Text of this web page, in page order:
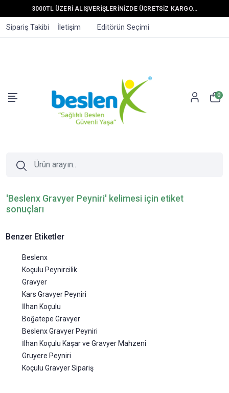
3000TL ÜZERİ ALIŞVERİŞLERİNİZDE ÜCRETSİZ KARGO...
Sipariş Takibi İletişim Editörün Seçimi
0
'Beslenx Gravyer Peyniri' kelimesi için etiket
sonuçları
Benzer Etiketler
Beslenx
Koçulu Peynircilik
Gravyer
Kars Gravyer Peyniri
İlhan Koçulu
Boğatepe Gravyer
Beslenx Gravyer Peyniri
İlhan Koçulu Kaşar ve Gravyer Mahzeni
Gruyere Peyniri
Koçulu Gravyer Sipariş